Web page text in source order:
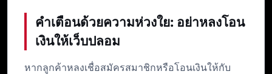
คำเตือนด้วยความห่วงใย: อย่าหลงโอน
เงินให้เว็บปลอม
หากลูกค้าหลงเชื่อสมัครสมาชิกหรือโอนเงินให้กับ